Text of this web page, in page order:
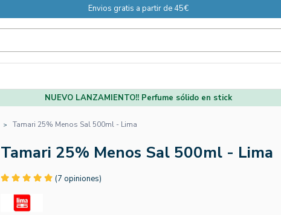
Envios gratis a partir de 45€
NUEVO LANZAMIENTO!! Perfume sólido en stick
Tamari 25% Menos Sal 500ml - Lima
Tamari 25% Menos Sal 500ml - Lima
(7 opiniones)